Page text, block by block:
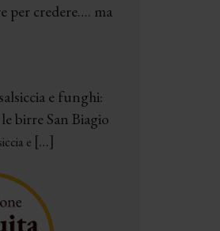
per credere…. ma
e funghi:
birre San Biagio
e […]